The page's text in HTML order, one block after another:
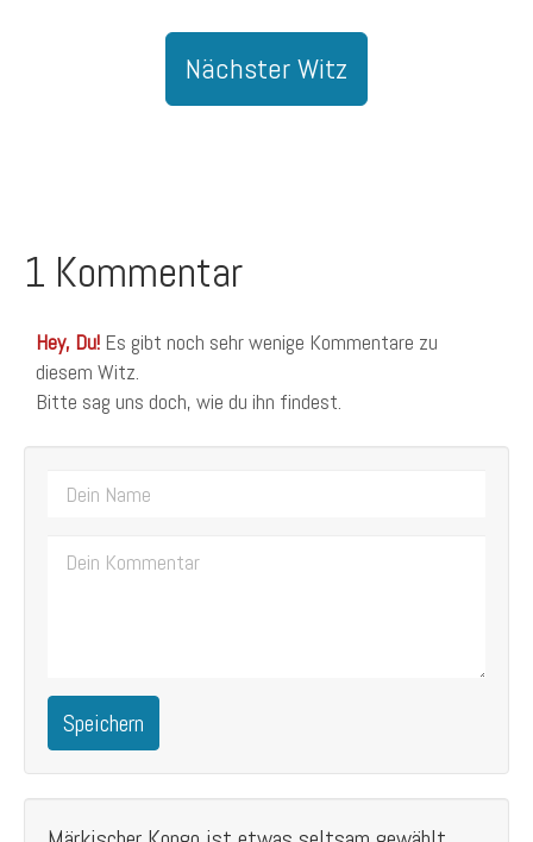
Nächster Witz
1 Kommentar
Hey, Du! Es gibt noch sehr wenige Kommentare zu
diesem Witz.
Bitte sag uns doch, wie du ihn findest.
Speichern